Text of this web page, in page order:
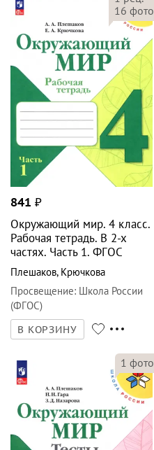
16 фото
841 ₽
Окружающий мир. 4 класс.
Рабочая тетрадь. В 2-х
частях. Часть 1. ФГОС
Плешаков, Крючкова
Просвещение: Школа России
(ФГОС)
В КОРЗИНУ
1 фото